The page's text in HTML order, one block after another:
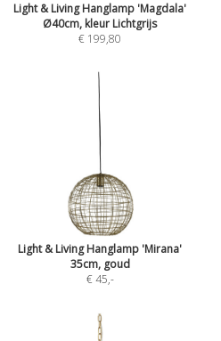
Light & Living Hanglamp 'Magdala'
Ø40cm, kleur Lichtgrijs
€ 199,80
Light & Living Hanglamp 'Mirana'
35cm, goud
€ 45,-